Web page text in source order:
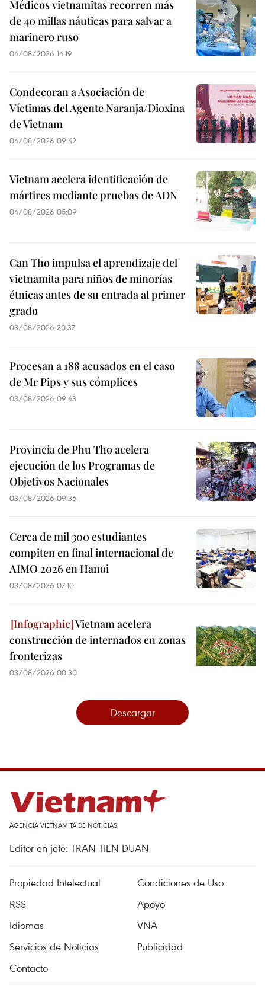
Médicos vietnamitas recorren más
de 40 millas náuticas para salvar a
marinero ruso
04/08/2026 14:19
Condecoran a Asociación de
Víctimas del Agente Naranja/Dioxina
de Vietnam
04/08/2026 09:42
Vietnam acelera identificación de
mártires mediante pruebas de ADN
04/08/2026 05:09
Can Tho impulsa el aprendizaje del
vietnamita para niños de minorías
étnicas antes de su entrada al primer
grado
03/08/2026 20:37
Procesan a 188 acusados en el caso
de Mr Pips y sus cómplices
03/08/2026 09:43
Provincia de Phu Tho acelera
ejecución de los Programas de
Objetivos Nacionales
03/08/2026 09:36
Cerca de mil 300 estudiantes
compiten en final internacional de
AIMO 2026 en Hanoi
03/08/2026 07:10
Vietnam acelera
construcción de internados en zonas
fronterizas
03/08/2026 00:30
Descargar
AGENCIA VIETNAMITA DE NOTICIAS
Editor en jefe: TRAN TIEN DUAN
Propiedad Intelectual
Condiciones de Uso
RSS
Apoyo
Idiomas
VNA
Servicios de Noticias
Publicidad
Contacto